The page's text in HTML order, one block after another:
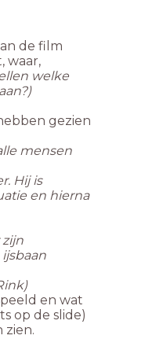
de film
waar,
welke
gezien
mensen
Hij is
en hierna
zijn
en wat
op de slide)
zien.